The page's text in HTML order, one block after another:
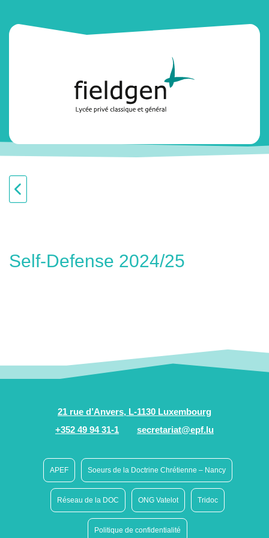
Self-Defense 2024/25
21 rue d’Anvers, L-1130 Luxembourg
+352 49 94 31-1
secretariat@epf.lu
APEF Soeurs de la Doctrine Chrétienne – Nancy
Réseau de la DOC ONG Vatelot Tridoc
Politique de confidentialité